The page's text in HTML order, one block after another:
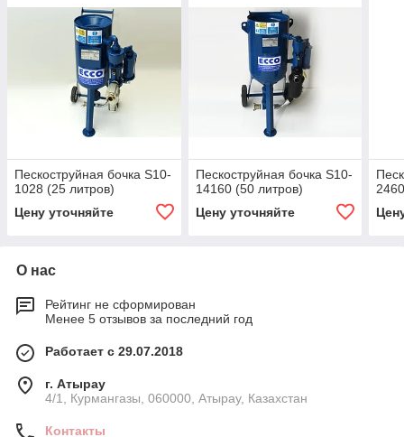
Пескоструйная бочка S10-
1028 (25 литров)
Цену уточняйте
Пескоструйная бочка S10-
14160 (50 литров)
Цену уточняйте
О нас
Рейтинг не сформирован
Менее 5 отзывов за последний год
Работает с 29.07.2018
г. Атырау
4/1, Курмангазы, 060000, Атырау, Казахстан
Контакты